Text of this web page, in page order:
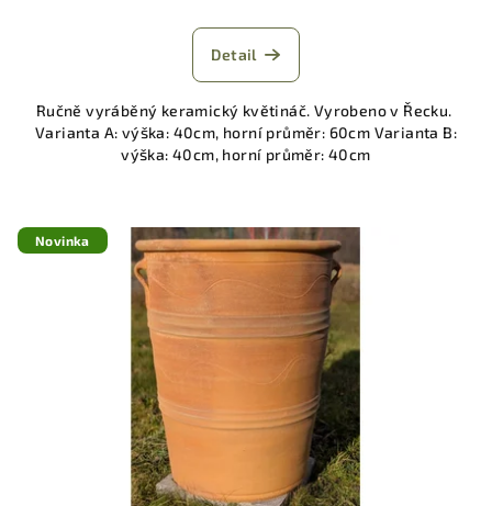
Detail
Ručně vyráběný keramický květináč. Vyrobeno v Řecku.
Varianta A: výška: 40cm, horní průměr: 60cm Varianta B:
výška: 40cm, horní průměr: 40cm
Novinka